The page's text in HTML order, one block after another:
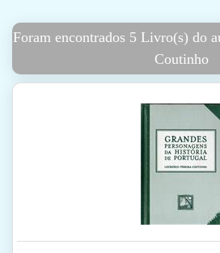
Foram encontrados 5 Livro(s) do
Coutinho